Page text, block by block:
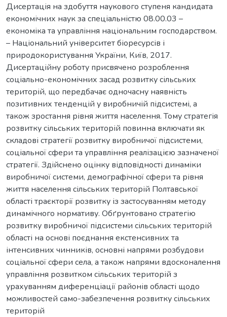
Дисертація на здобуття наукового ступеня кандидата
економічних наук за спеціальністю 08.00.03 –
економіка та управління національним господарством.
– Національний університет біоресурсів і
природокористування України, Київ, 2017.
Дисертаційну роботу присвячено розроблення
соціально-економічних засад розвитку сільських
територій, що передбачає одночасну наявність
позитивних тенденцій у виробничій підсистемі, а
також зростання рівня життя населення. Тому стратегія
розвитку сільських територій повинна включати як
складові стратегії розвитку виробничої підсистеми,
соціальної сфери та управління реалізацією зазначеної
стратегії. Здійснено оцінку відповідності динаміки
виробничої системи, демографічної сфери та рівня
життя населення сільських територій Полтавської
області траєкторії розвитку із застосуванням методу
динамічного нормативу. Обґрунтовано стратегію
розвитку виробничої підсистеми сільських територій
області на основі поєднання екстенсивних та
інтенсивних чинників, основні напрями розбудови
соціальної сфери села, а також напрями вдосконалення
управління розвитком сільських територій з
урахуванням диференціації районів області щодо
можливостей само-забезпечення розвитку сільських
територій